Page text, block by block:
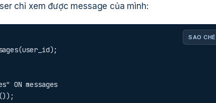
chỉ xem được message của mình:
SAO
ON messages